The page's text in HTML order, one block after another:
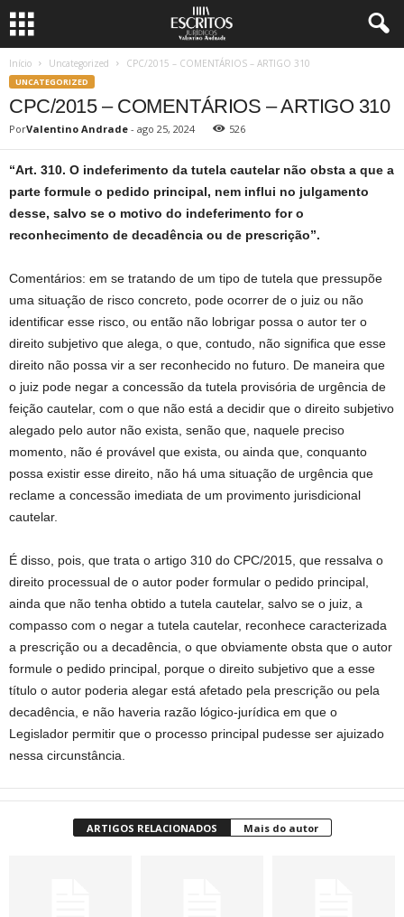
Início Uncategorized CPC/2015 – COMENTÁRIOS – ARTIGO 310
UNCATEGORIZED
CPC/2015 – COMENTÁRIOS – ARTIGO 310
PorValentino Andrade - ago 25, 2024 526
“Art. 310. O indeferimento da tutela cautelar não obsta a que a
parte formule o pedido principal, nem influi no julgamento
desse, salvo se o motivo do indeferimento for o
reconhecimento de decadência ou de prescrição”.
Comentários: em se tratando de um tipo de tutela que pressupõe
uma situação de risco concreto, pode ocorrer de o juiz ou não
identificar esse risco, ou então não lobrigar possa o autor ter o
direito subjetivo que alega, o que, contudo, não significa que esse
direito não possa vir a ser reconhecido no futuro. De maneira que
o juiz pode negar a concessão da tutela provisória de urgência de
feição cautelar, com o que não está a decidir que o direito subjetivo
alegado pelo autor não exista, senão que, naquele preciso
momento, não é provável que exista, ou ainda que, conquanto
possa existir esse direito, não há uma situação de urgência que
reclame a concessão imediata de um provimento jurisdicional
cautelar.
É disso, pois, que trata o artigo 310 do CPC/2015, que ressalva o
direito processual de o autor poder formular o pedido principal,
ainda que não tenha obtido a tutela cautelar, salvo se o juiz, a
compasso com o negar a tutela cautelar, reconhece caracterizada
a prescrição ou a decadência, o que obviamente obsta que o autor
formule o pedido principal, porque o direito subjetivo que a esse
título o autor poderia alegar está afetado pela prescrição ou pela
decadência, e não haveria razão lógico-jurídica em que o
Legislador permitir que o processo principal pudesse ser ajuizado
nessa circunstância.
ARTIGOS RELACIONADOS Mais do autor